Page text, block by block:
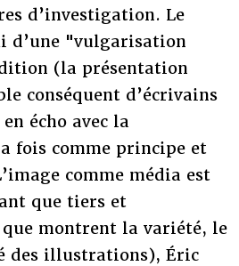
d’investigation. Le
d’une "vulgarisation
(la présentation
conséquent d’écrivains
écho avec la
fois comme principe et
comme média est
que tiers et
montrent la variété, le
des illustrations), Éric